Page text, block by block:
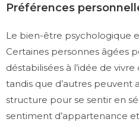
Préférences
Le bien-être psychologique
Certaines personnes âgées
déstabilisées à l’idée de
tandis que d’autres peuvent
structure pour se sentir en
sentiment d’appartenance